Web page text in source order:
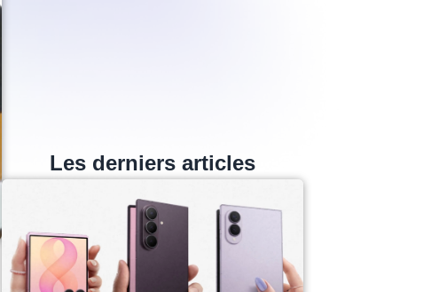
Les derniers articles